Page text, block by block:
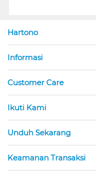
Hartono
Informasi
Customer Care
Ikuti Kami
Unduh Sekarang
Keamanan Transaksi